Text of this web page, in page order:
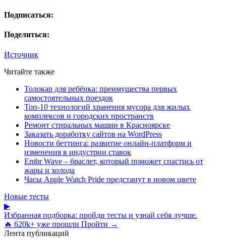
Подписаться:
Поделиться:
Источник
Читайте также
Толокар для ребёнка: преимущества первых
самостоятельных поездок
Топ-10 технологий хранения мусора для жилых
комплексов и городских пространств
Ремонт стиральных машин в Красноярске
Заказать доработку сайтов на WordPress
Новости беттинга: развитие онлайн-платформ и
изменения в индустрии ставок
Embr Wave – браслет, который поможет спастись от
жары и холода
Часы Apple Watch Pride предстанут в новом цвете
Новые тесты
▶
Избранная подборка: пройди тесты и узнай себя лучше.
🔥 620k+ уже прошли Пройти →
Лента публикаций